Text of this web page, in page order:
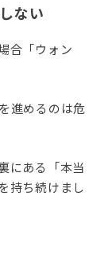
ない
合「ウォン
進めるのは危
にある「本当
持ち続けまし